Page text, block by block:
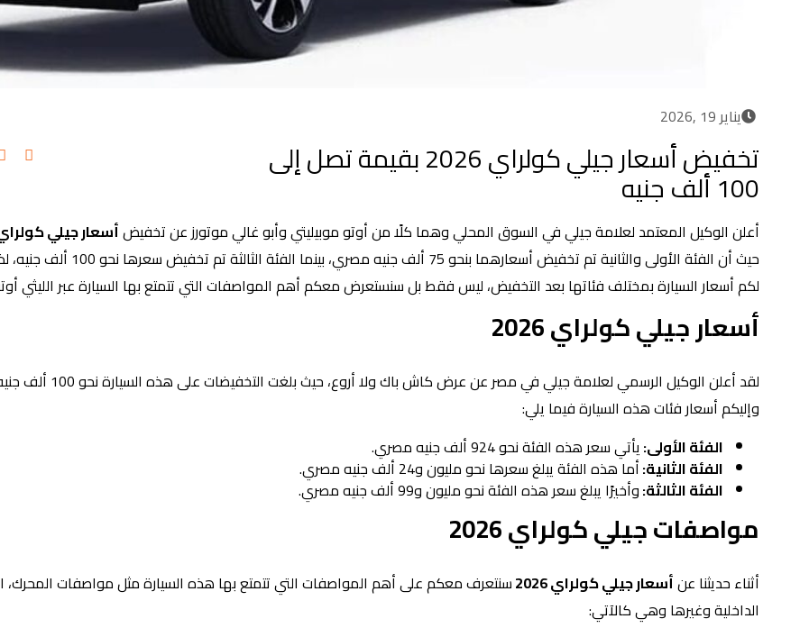
يناير 19 ,2026
تخفيض أسعار جيلي كولراي 2026 بقيمة تصل إلى
100 ألف جنيه
أعلن الوكيل المعتمد لعلامة جيلي في السوق المحلي وهما كلًا من أوتو موبيليتي وأبو غالي موتورز عن تخفيضأسعار جيلي كولراي
حيث أن الفئة الأولى والثانية تم تخفيض أسعارهما بنحو 75 ألف جنيه
لكم أسعار السيارة بمختلف فئاتها بعد التخفيض، ليس فقط بل سنستعرض معكم أهم المواصفات التي تتمتع بها السيارة عبر الليثي
أسعار جيلي كولراي 2026
لقد أعلن الوكيل الرسمي لعلامة جيلي في مصر عن عرض كاش
وإليكم أسعار فئات هذه السيارة فيما يلي:
الفئة الأولى:يأتي سعر هذه الفئة نحو 924 ألف جنيه مصري.
الفئة الثانية:أما هذه الفئة يبلغ سعرها نحو مليون و24 ألف جنيه مصري.
الفئة الثالثة:وأخيرًا يبلغ سعر هذه الفئة نحو مليون و99 ألف جنيه مصري.
مواصفات جيلي كولراي 2026
أثناء حديثنا عنأسعار جيلي كولراي 2026
سنتعرف معكم على أهم المواصفات التي تتمتع بها هذه السيارة مثل مواصفات المحرك،
الداخلية وغيرها وهي كالآتي: